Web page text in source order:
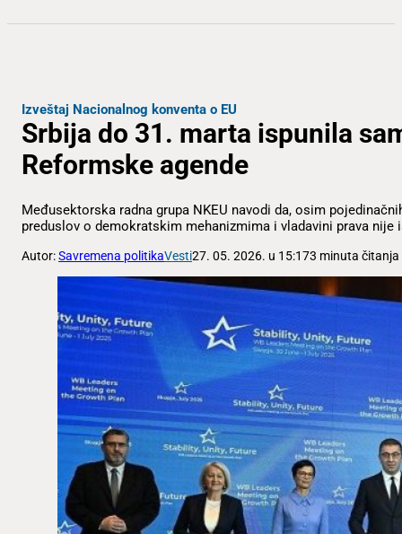
Izveštaj Nacionalnog konventa o EU
Srbija do 31. marta ispunila
Reformske agende
Međusektorska radna grupa NKEU navodi da, osim
preduslov o demokratskim mehanizmima i vladavini prava nije
Autor:Savremena politikaVesti27. 05. 2026. u 15:173 minuta čitanja